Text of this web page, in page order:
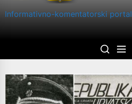
Informativno-komentatorski portal